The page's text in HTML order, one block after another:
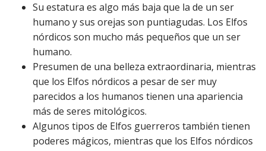
Su estatura es algo más baja que la de un ser
humano y sus orejas son puntiagudas. Los Elfos
nórdicos son mucho más pequeños que un ser
humano.
Presumen de una belleza extraordinaria, mientras
que los Elfos nórdicos a pesar de ser muy
parecidos a los humanos tienen una apariencia
más de seres mitológicos.
Algunos tipos de Elfos guerreros también tienen
poderes mágicos, mientras que los Elfos nórdicos